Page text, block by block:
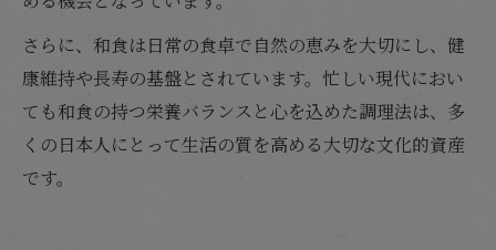
さらに、和食は日常の食卓で自然の恵みを大切にし、健
康維持や長寿の基盤とされています。忙しい現代におい
ても和食の持つ栄養バランスと心を込めた調理法は、多
くの日本人にとって生活の質を高める大切な文化的資産
です。